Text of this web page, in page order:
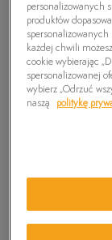
PRODUKT
Wybierz swój
personalizowanych
produktów
każdej chwili
cookie wybierając
spersonalizowanej
wybierz „Odrzuć
naszą
politykę